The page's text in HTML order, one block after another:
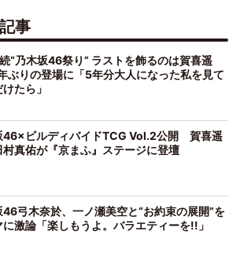
事
“乃木坂46祭り” ラストを飾るのは賀喜遥
ぶりの登場に「5年分大人になった私を見て
たら」
46×ビルディバイドTCG Vol.2公開 賀喜遥
村真佑が『京まふ』ステージに登壇
46弓木奈於、一ノ瀬美空と“お約束の展開”を
に激論「楽しもうよ。バラエティーを!!」